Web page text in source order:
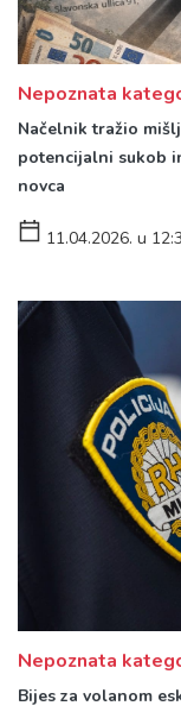
Nepoznata
Načelnik tražio
potencijalni sukob
novca
11.04.2026. u
Nepoznata
Bijes za volanom